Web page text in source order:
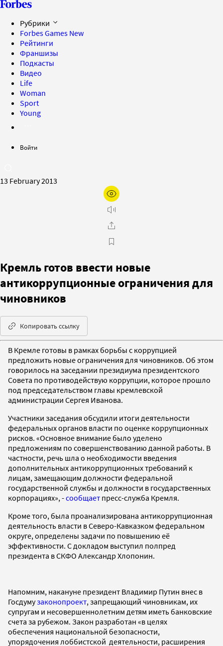
Рубрики
Forbes Games New
Рейтинги
Франшизы
Подкасты
Видео
Life
Woman
Sport
Young
Войти
13 February 2013
Кремль готов ввести новые
антикоррупционные ограничения для
чиновников
Копировать ссылку
В Кремле готовы в рамках борьбы с коррупцией
предложить новые ограничения для чиновников. Об этом
говорилось на заседании президиума президентского
Совета по противодействую коррупции, которое прошло
под председательством главы кремлевской
администрации Сергея Иванова.
Участники заседания обсудили итоги деятельности
федеральных органов власти по оценке коррупционных
рисков. «Основное внимание было уделено
предложениям по совершенствованию данной работы. В
частности, речь шла о необходимости введения
дополнительных антикоррупционных требований к
лицам, замещающим должности федеральной
государственной службы и должности в государственных
корпорациях», -сообщает пресс-служба Кремля.
Кроме того, была проанализирована антикоррупционная
деятельность власти в Северо-Кавказком федеральном
округе, определены задачи по повышению её
эффективности. С докладом выступил полпред
президента в СКФО Александр Хлопонин.
Напомним, накануне президент Владимир Путин внес в
Госдумузаконопроект, запрещающий чиновникам, их
супругам и несовершеннолетним детям иметь банковские
счета за рубежом. Закон разработан «в целях
обеспечения национальной безопасности,
упорядочения лоббистской деятельности, расширения